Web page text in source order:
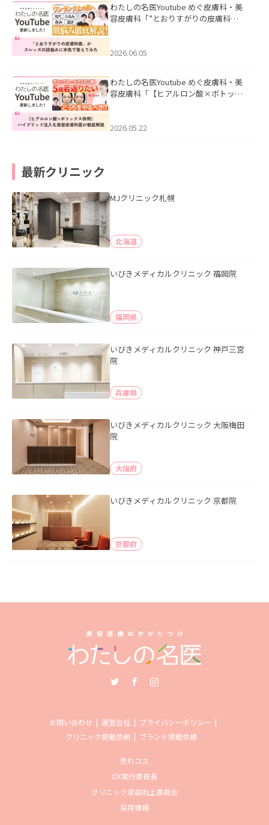
わたしの名医Youtube めぐ皮膚科・美
容皮膚科「”とおりすがりの皮膚科
2026.06.05
わたしの名医Youtube めぐ皮膚科・美
容皮膚科「【ヒアルロン酸×ボトック
た。
2026.05.22
最新クリニック
MJクリニック札幌
北海道
いびきメディカルクリニック 福岡院
福岡県
いびきメディカルクリニック 神戸三宮
院
兵庫県
いびきメディカルクリニック 大阪梅田
院
大阪府
いびきメディカルクリニック 京都院
京都府
お問い合わせ 運営会社
プライバシーポリシー
クリニック掲載依頼
ブランド掲載依頼
売れコス
DX実行委員長
クリニック収益向上委員会
採用情報